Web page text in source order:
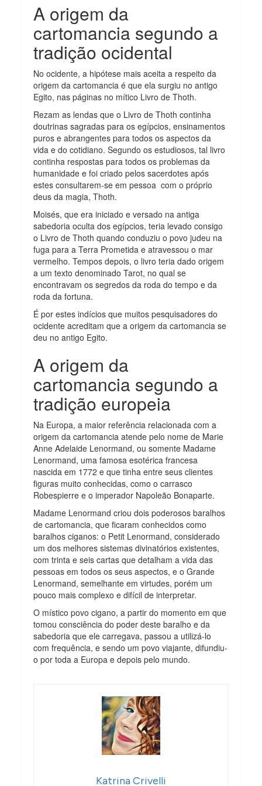
A origem da
cartomancia segundo a
tradição ocidental
No ocidente, a hipótese mais aceita a respeito da
origem da cartomancia é que ela surgiu no antigo
Egito, nas páginas no mítico Livro de Thoth.
Rezam as lendas que o Livro de Thoth continha
doutrinas sagradas para os egípcios, ensinamentos
puros e abrangentes para todos os aspectos da
vida e do cotidiano. Segundo os estudiosos, tal livro
continha respostas para todos os problemas da
humanidade e foi criado pelos sacerdotes após
estes consultarem-se em pessoa com o próprio
deus da magia, Thoth.
Moisés, que era iniciado e versado na antiga
sabedoria oculta dos egípcios, teria levado consigo
o Livro de Thoth quando conduziu o povo judeu na
fuga para a Terra Prometida e atravessou o mar
vermelho. Tempos depois, o livro teria dado origem
a um texto denominado Tarot, no qual se
encontravam os segredos da roda do tempo e da
roda da fortuna.
É por estes indícios que muitos pesquisadores do
ocidente acreditam que a origem da cartomancia se
deu no antigo Egito.
A origem da
cartomancia segundo a
tradição europeia
Na Europa, a maior referência relacionada com a
origem da cartomancia atende pelo nome de Marie
Anne Adelaide Lenormand, ou somente Madame
Lenormand, uma famosa esotérica francesa
nascida em 1772 e que tinha entre seus clientes
figuras muito conhecidas, como o carrasco
Robespierre e o imperador Napoleão Bonaparte.
Madame Lenormand criou dois poderosos baralhos
de cartomancia, que ficaram conhecidos como
baralhos ciganos: o Petit Lenormand, considerado
um dos melhores sistemas divinatórios existentes,
com trinta e seis cartas que detalham a vida das
pessoas em todos os seus aspectos, e o Grande
Lenormand, semelhante em virtudes, porém um
pouco mais complexo e difícil de interpretar.
O místico povo cigano, a partir do momento em que
tomou consciência do poder deste baralho e da
sabedoria que ele carregava, passou a utilizá-lo
com frequência, e sendo um povo viajante, difundiu-
o por toda a Europa e depois pelo mundo.
Katrina Crivelli